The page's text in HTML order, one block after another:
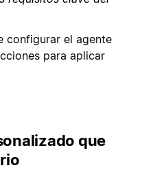
configurar el agente
para aplicar
que